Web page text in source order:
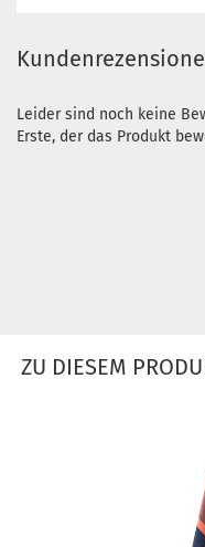
Leider sind noch keine
Erste, der das Produkt
ZU DIESEM